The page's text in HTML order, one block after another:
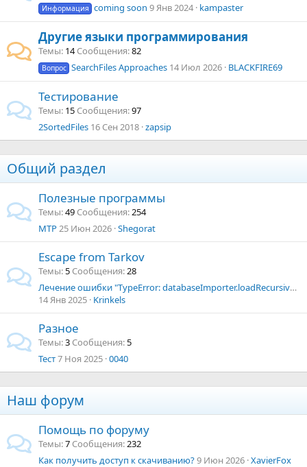
Информация coming soon 9 Янв 2024 kampaster
Другие языки программирования
Темы 14 Сообщения 82
Вопрос SearchFiles Approaches 14 Июл 2026 BLACKFIRE69
Тестирование
Темы 15 Сообщения 97
2SortedFiles 16 Сен 2018 zapsip
Общий раздел
Полезные программы
Темы 49 Сообщения 254
MTP25 Июн 2026 Shegorat
Escape from Tarkov
Темы 5 Сообщения 28
Лечение ошибки "TypeError: databaseImporter.loadRecursive is not a function"
14 Янв 2025 Krinkels
Разное
Темы 3 Сообщения 5
Тест7 Ноя 2025 0040
Наш форум
Помощь по форуму
Темы 7 Сообщения 232
Как получить доступ к скачиванию?9 Июн 2026 XavierFox